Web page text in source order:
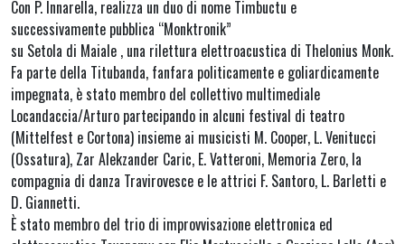
Con P. Innarella, realizza un duo di nome Timbuctu e
successivamente pubblica “Monktronik”
su Setola di Maiale , una rilettura elettroacustica di Thelonius Monk.
Fa parte della Titubanda, fanfara politicamente e goliardicamente
impegnata, è stato membro del collettivo multimediale
Locandaccia/Arturo partecipando in alcuni festival di teatro
(Mittelfest e Cortona) insieme ai musicisti M. Cooper, L. Venitucci
(Ossatura), Zar Alekzander Caric, E. Vatteroni, Memoria Zero, la
compagnia di danza Travirovesce e le attrici F. Santoro, L. Barletti e
D. Giannetti.
È stato membro del trio di improvvisazione elettronica ed